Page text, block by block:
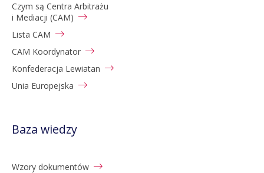
Czym są Centra Arbitrażu
i Mediacji (CAM)
Lista CAM
CAM Koordynator
Konfederacja Lewiatan
Unia Europejska
Baza wiedzy
Wzory dokumentów